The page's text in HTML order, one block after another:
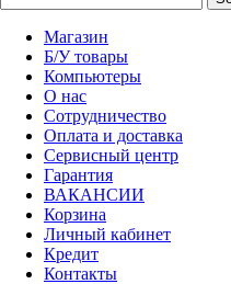
Магазин
Б/У товары
Компьютеры
О нас
Сотрудничество
Оплата и доставка
Сервисный центр
Гарантия
ВАКАНСИИ
Корзина
Личный кабинет
Кредит
Контакты